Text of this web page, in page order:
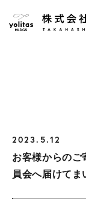
お客様からのご寄
ました。
2023.5.12
お客様からのご
員会へ届けてま